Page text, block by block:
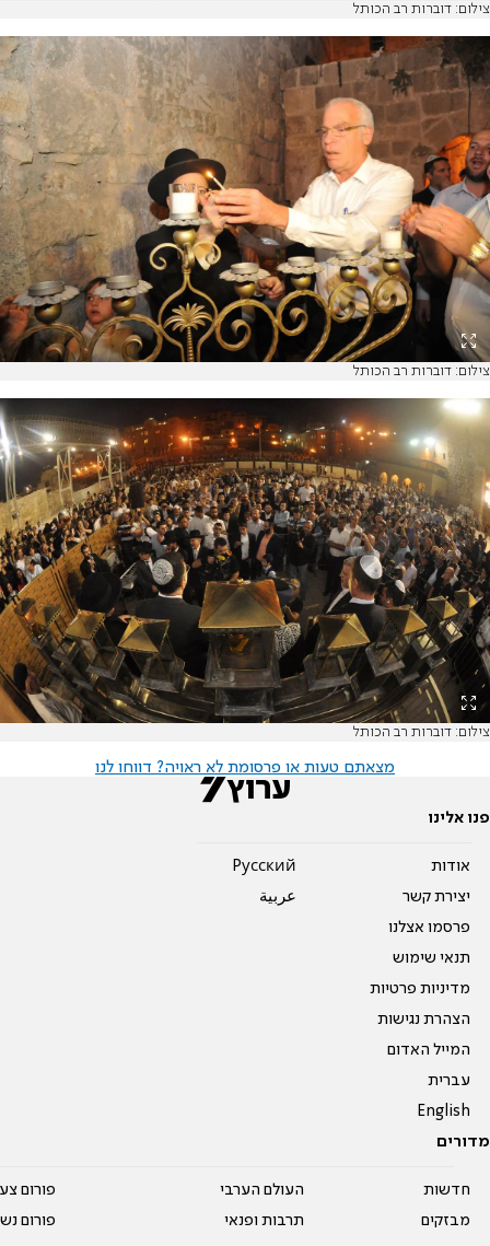
צילום: דוברות רב הכותל
צילום: דוברות רב הכותל
צילום: דוברות רב הכותל
מצאתם טעות או פרסומת לא ראויה? דווחו לנו
פנו אלינו
אודות
יצירת קשר
פרסמו אצלנו
תנאי שימוש
מדיניות פרטיות
הצהרת נגישות
המייל האדום
עברית
English
Pусский
عربية
מדורים
חדשות
מבזקים
העולם הערבי
תרבות ופנאי
פורום
פורום